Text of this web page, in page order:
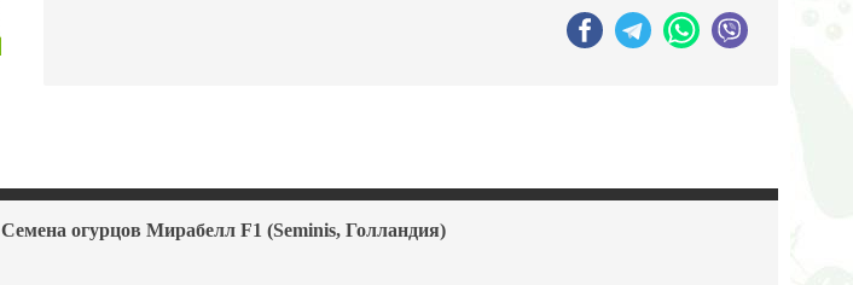
Семена огурцов Мирабелл F1 (Seminis, Голландия)